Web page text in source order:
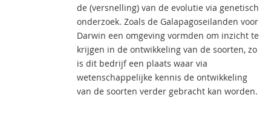
de (versnelling) van de evolutie via genetisch
onderzoek. Zoals de Galapagoseilanden voor
Darwin een omgeving vormden om inzicht te
krijgen in de ontwikkeling van de soorten, zo
is dit bedrijf een plaats waar via
wetenschappelijke kennis de ontwikkeling
van de soorten verder gebracht kan worden.